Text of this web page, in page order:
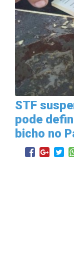
STF
pode
bicho no